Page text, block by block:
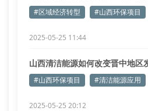
#区域经济转型 #山西环保项目
2025-05-25 11:44
山西清洁能源如何改变晋中地区
#山西环保项目 #清洁能源应用
2025-05-25 20:12